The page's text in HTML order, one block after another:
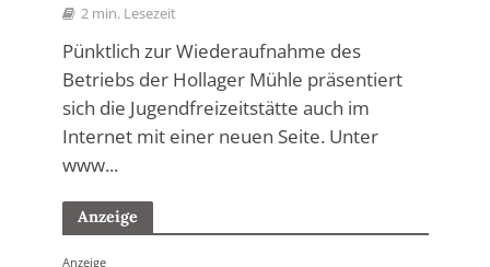
2 min. Lesezeit
Pünktlich zur Wiederaufnahme des
Betriebs der Hollager Mühle präsentiert
sich die Jugendfreizeitstätte auch im
Internet mit einer neuen Seite. Unter
www...
Anzeige
Anzeige